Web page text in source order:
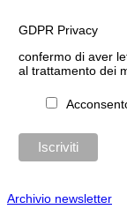
GDPR Privacy
confermo di aver
al trattamento dei
Archivio newsletter